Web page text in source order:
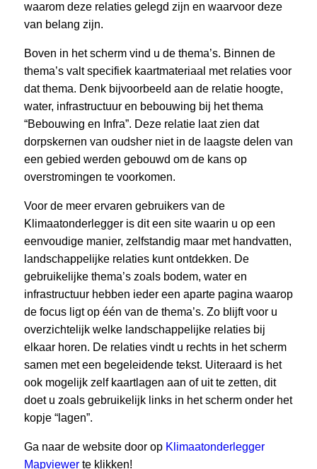
waarom deze relaties gelegd zijn en waarvoor deze
van belang zijn.
Boven in het scherm vind u de thema’s. Binnen de
thema’s valt specifiek kaartmateriaal met relaties voor
dat thema. Denk bijvoorbeeld aan de relatie hoogte,
water, infrastructuur en bebouwing bij het thema
“Bebouwing en Infra”. Deze relatie laat zien dat
dorpskernen van oudsher niet in de laagste delen van
een gebied werden gebouwd om de kans op
overstromingen te voorkomen.
Voor de meer ervaren gebruikers van de
Klimaatonderlegger is dit een site waarin u op een
eenvoudige manier, zelfstandig maar met handvatten,
landschappelijke relaties kunt ontdekken. De
gebruikelijke thema’s zoals bodem, water en
infrastructuur hebben ieder een aparte pagina waarop
de focus ligt op één van de thema’s. Zo blijft voor u
overzichtelijk welke landschappelijke relaties bij
elkaar horen. De relaties vindt u rechts in het scherm
samen met een begeleidende tekst. Uiteraard is het
ook mogelijk zelf kaartlagen aan of uit te zetten, dit
doet u zoals gebruikelijk links in het scherm onder het
kopje “lagen”.
Ga naar de website door op Klimaatonderlegger
Mapviewerte klikken!